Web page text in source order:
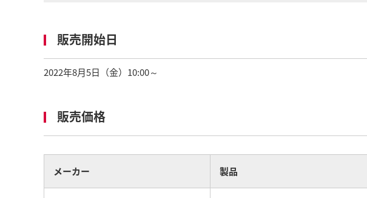
販売開始日
2022年8月5日（金）10:00～
販売価格
メーカー 製品